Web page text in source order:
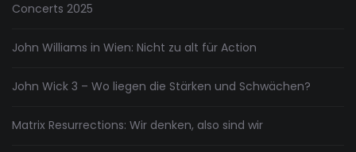
Concerts 2025
John Williams in Wien: Nicht zu alt für Action
John Wick 3 – Wo liegen die Stärken und Schwächen?
Matrix Resurrections: Wir denken, also sind wir